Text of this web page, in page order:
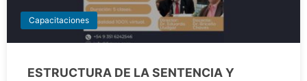
Capacitaciones
ESTRUCTURA DE LA SENTENCIA Y